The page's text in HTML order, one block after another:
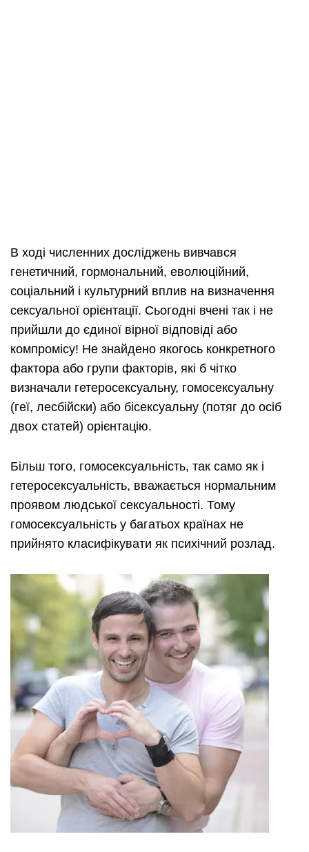
В ході численних досліджень вивчався
генетичний, гормональний, еволюційний,
соціальний і культурний вплив на визначення
сексуальної орієнтації. Сьогодні вчені так і не
прийшли до єдиної вірної відповіді або
компромісу! Не знайдено якогось конкретного
фактора або групи факторів, які б чітко
визначали гетеросексуальну, гомосексуальну
(геї, лесбійски) або бісексуальну (потяг до осіб
двох статей) орієнтацію.
Більш того, гомосексуальність, так само як і
гетеросексуальність, вважається нормальним
проявом людської сексуальності. Тому
гомосексуальність у багатьох країнах не
прийнято класифікувати як психічний розлад.